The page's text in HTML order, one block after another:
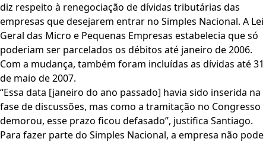
diz respeito à renegociação de dívidas tributárias das
empresas que desejarem entrar no Simples Nacional. A Lei
Geral das Micro e Pequenas Empresas estabelecia que só
poderiam ser parcelados os débitos até janeiro de 2006.
Com a mudança, também foram incluídas as dívidas até 31
de maio de 2007.
“Essa data [janeiro do ano passado] havia sido inserida na
fase de discussões, mas como a tramitação no Congresso
demorou, esse prazo ficou defasado”, justifica Santiago.
Para fazer parte do Simples Nacional, a empresa não pode